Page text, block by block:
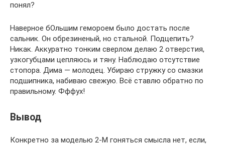
понял?
Наверное бОльшим гемороем было достать после
сальник. Он обрезиненый, но стальной. Подцепить?
Никак. Аккуратно тонким сверлом делаю 2 отверстия,
узкогубцами цепляюсь и тяну. Наблюдаю отсутствие
стопора. Дима — молодец. Убираю стружку со смазки
подшипника, набиваю свежую. Всё ставлю обратно по
правильному. Фффух!
Вывод
Конкретно за моделью 2-М гоняться смысла нет, если,